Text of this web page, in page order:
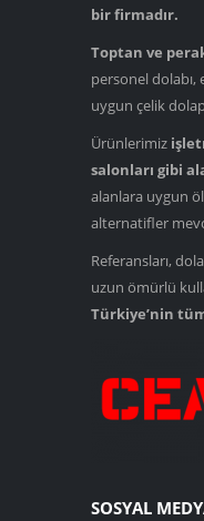
bir firmadır.
Toptan ve
personel dolabı,
uygun çelik
Ürünlerimiz
salonları gibi
alanlara uygun
alternatifler
Referansları,
uzun ömürlü
Türkiye’nin
SOSYAL